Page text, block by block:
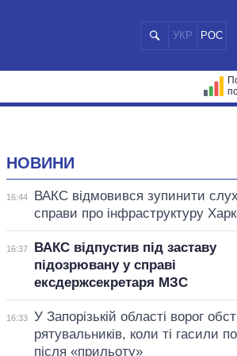
УКР РОС
НОВИНИ
16:44
ВАКС відмовився зупинити
справи про інфраструктуру
16:37
ВАКС відпустив під заставу
підозрювану у справі
ексдержсекретаря МЗС
16:33
У Запорізькій області ворог
рятувальників, коли ті гасили
після «прильоту»